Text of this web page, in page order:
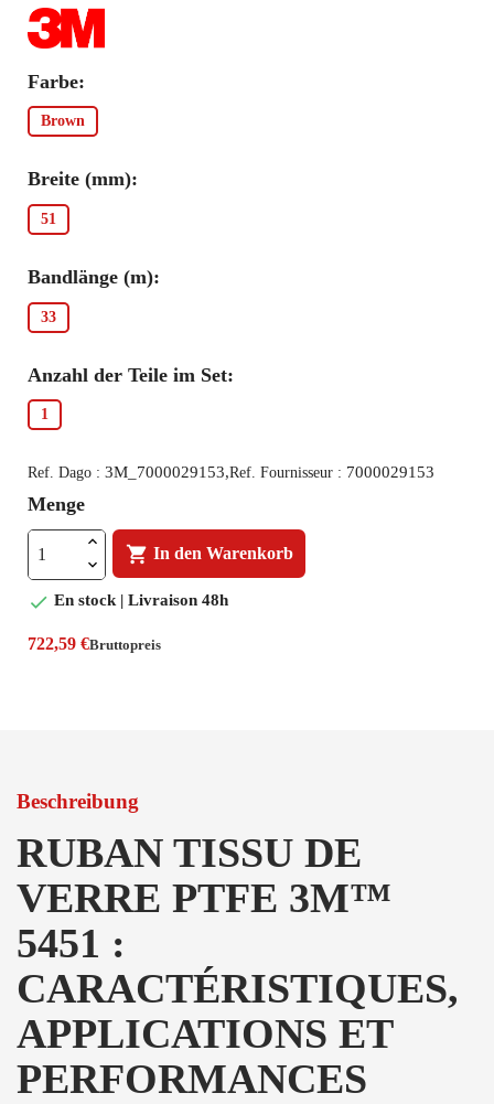
Farbe:
Brown
Breite (mm):
51
Bandlänge (m):
33
Anzahl der Teile im Set:
1
Ref. Dago : 3M_7000029153,Ref. Fournisseur : 7000029153
Menge
 In den Warenkorb
 En stock | Livraison 48h
722,59 €Bruttopreis
Beschreibung
RUBAN TISSU DE
VERRE PTFE 3M™
5451 :
CARACTÉRISTIQUES,
APPLICATIONS ET
PERFORMANCES